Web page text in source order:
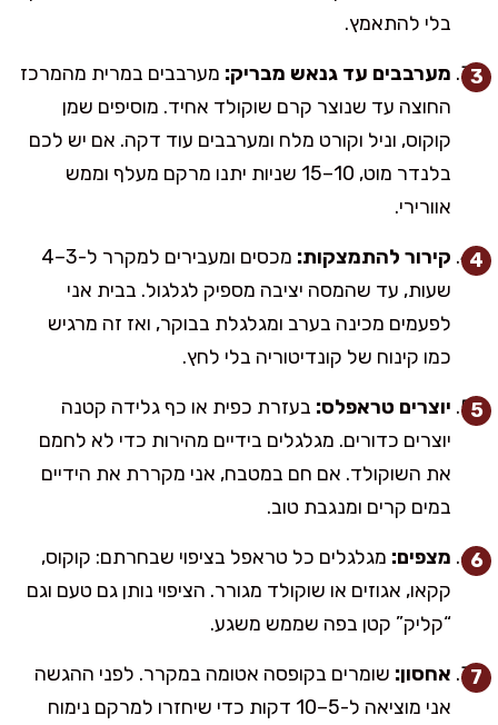
בלי להתאמץ.
מערבבים עד גנאש מבריק: מערבבים במרית מהמרכז
החוצה עד שנוצר קרם שוקולד אחיד. מוסיפים שמן
קוקוס, וניל וקורט מלח ומערבבים עוד דקה. אם יש לכם
בלנדר מוט, 10–15 שניות יתנו מרקם מעלף וממש
אוורירי.
קירור להתמצקות:
מכסים ומעבירים למקרר ל-3–4
שעות, עד שהמסה יציבה מספיק לגלגול. בבית אני
לפעמים מכינה בערב ומגלגלת בבוקר, ואז זה מרגיש
כמו קינוח של קונדיטוריה בלי לחץ.
יוצרים טראפלס: בעזרת כפית או כף גלידה קטנה
יוצרים כדורים. מגלגלים בידיים מהירות כדי לא לחמם
את השוקולד. אם חם במטבח, אני מקררת את הידיים
במים קרים ומנגבת טוב.
מצפים: מגלגלים כל טראפל בציפוי שבחרתם: קוקוס,
קקאו, אגוזים או שוקולד מגורר. הציפוי נותן גם טעם וגם
“קליק” קטן בפה שממש משגע.
אחסון: שומרים בקופסה אטומה במקרר. לפני ההגשה
אני מוציאה ל-5–10 דקות כדי שיחזרו למרקם נימוח